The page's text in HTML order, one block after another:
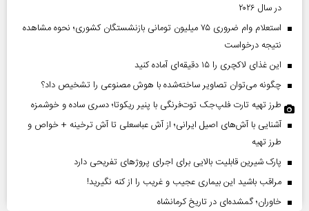
در سال ۲۰۲۶
استعلام وام ضروری ۷۵ میلیون تومانی بازنشستگان کشوری؛ نحوه مشاهده
نتیجه درخواست
این غذای لاکچری را ۱۵ دقیقه‌ای آماده کنید
چگونه می‌توان تصاویر ساخته‌شده با هوش مصنوعی را تشخیص داد؟
طرز تهیه تارت فلپ‌جک توت‌فرنگی با پنیر ریکوتا؛ دسری ساده و خوشمزه
آشنایی با آش‌های اصیل ایرانی؛ از آش عباسعلی تا آش ترخینه + خواص و
طرز تهیه
پارک شیرین قابلیت‌ بالایی برای اجرای پروژهای تفریحی دارد
مراقب باشید این بیماری عجیب و غریب را از کنه نگیرید!
خاوران؛ گمشده‌ای در تاریخ کرمانشاه